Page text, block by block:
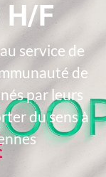
H/F
service de
de
par leurs
du sens à